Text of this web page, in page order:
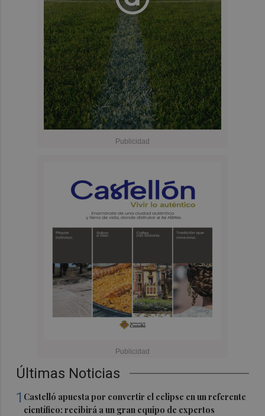
Últimas Noticias
1 Castelló apuesta por convertir el eclipse en un referente
científico: recibirá a un gran equipo de expertos